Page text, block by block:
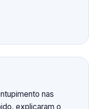
nas
explicaram o